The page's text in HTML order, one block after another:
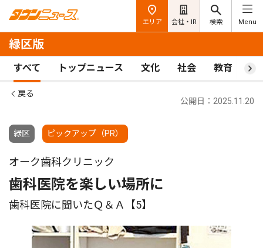
エリア 会社・IR 検索 Menu
緑区版
すべて トップニュース 文化 社会 教育 ス
戻る
緑区 ピックアップ（PR）
公開日：2025.11.20
オーク歯科クリニック
歯科医院を楽しい場所に
歯科医院に聞いたＱ＆Ａ【5】